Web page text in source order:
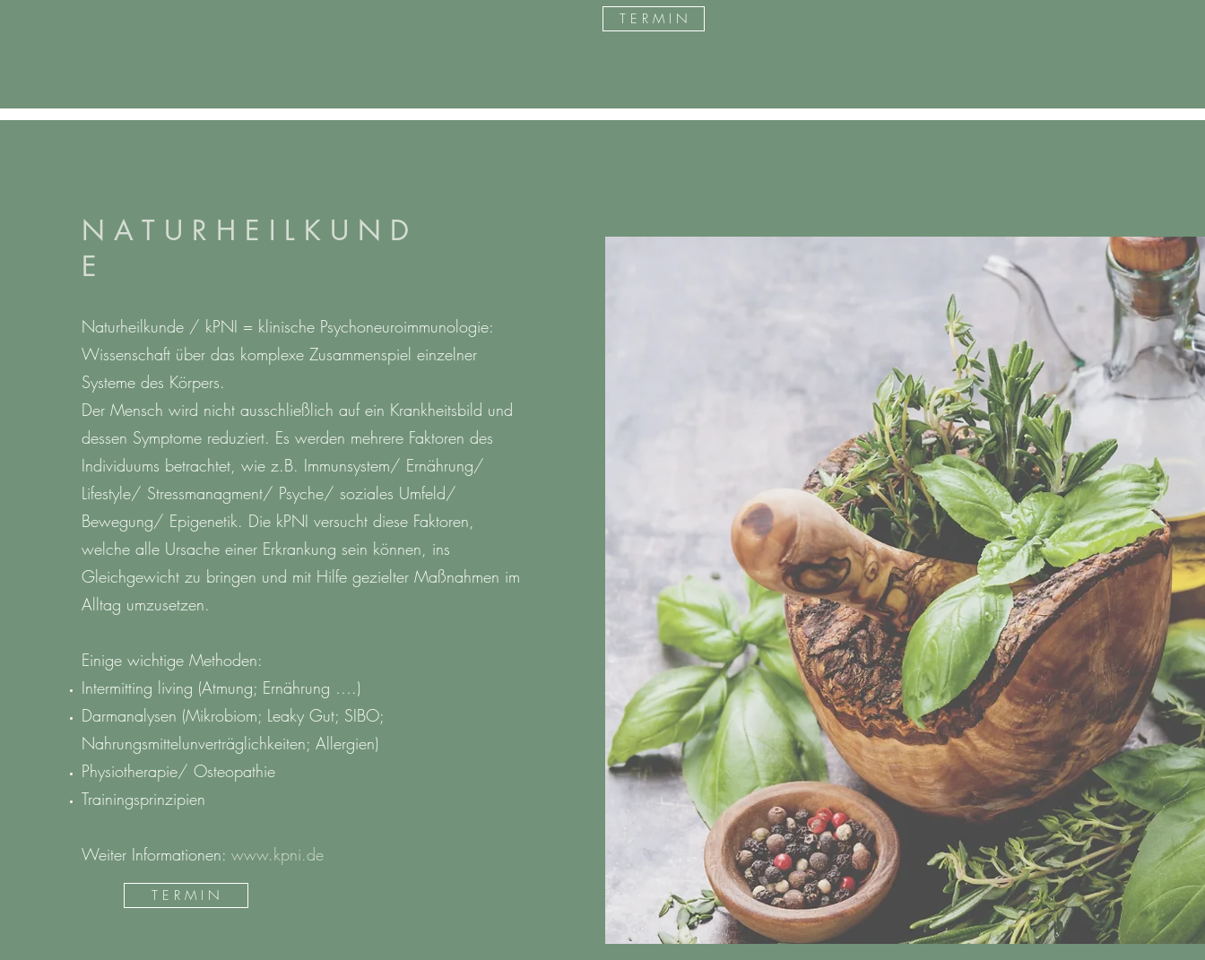
T E R M I N
N A T U R H E I L K U N D
E
Naturheilkunde / kPNI = klinische Psychoneuroimmunologie:
Wissenschaft über das komplexe Zusammenspiel einzelner
Systeme des Körpers.
Der Mensch wird nicht ausschließlich auf ein Krankheitsbild und
dessen Symptome reduziert. Es werden mehrere Faktoren des
Individuums betrachtet, wie z.B. Immunsystem/ Ernährung/
Lifestyle/ Stressmanagment/ Psyche/ soziales Umfeld/
Bewegung/ Epigenetik. Die kPNI versucht diese Faktoren,
welche alle Ursache einer Erkrankung sein können, ins
Gleichgewicht zu bringen und mit Hilfe gezielter Maßnahmen im
Alltag umzusetzen.
Einige wichtige Methoden:
Intermitting living (Atmung; Ernährung ….)
Darmanalysen (Mikrobiom; Leaky Gut; SIBO;
Nahrungsmittelunverträglichkeiten; Allergien)
Physiotherapie/ Osteopathie
Trainingsprinzipien
Weiter Informationen: www.kpni.de
T E R M I N